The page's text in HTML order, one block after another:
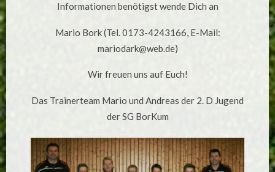
Informationen benötigst wende Dich an
Mario Bork (Tel. 0173-4243166, E-Mail:
mariodark@web.de)
Wir freuen uns auf Euch!
Das Trainerteam Mario und Andreas der 2. D Jugend
der SG BorKum